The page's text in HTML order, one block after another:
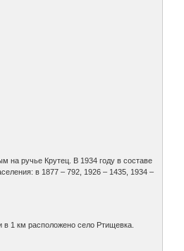
на ручье Крутец. В 1934 году в составе
в 1877 – 792, 1926 – 1435, 1934 –
1 км расположено село Ртищевка.